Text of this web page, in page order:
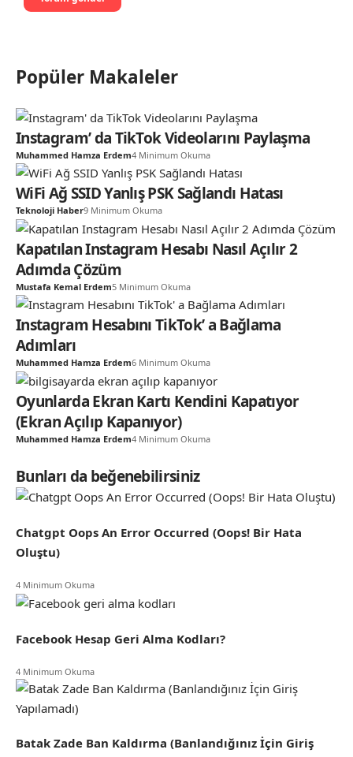
Popüler Makaleler
Instagram’ da TikTok Videolarını Paylaşma
Muhammed Hamza Erdem4 Minimum Okuma
WiFi Ağ SSID Yanlış PSK Sağlandı Hatası
Teknoloji Haber9 Minimum Okuma
Kapatılan Instagram Hesabı Nasıl Açılır 2
Adımda Çözüm
Mustafa Kemal Erdem5 Minimum Okuma
Instagram Hesabını TikTok’ a Bağlama
Adımları
Muhammed Hamza Erdem6 Minimum Okuma
Oyunlarda Ekran Kartı Kendini Kapatıyor
(Ekran Açılıp Kapanıyor)
Muhammed Hamza Erdem4 Minimum Okuma
Bunları da beğenebilirsiniz
Chatgpt Oops An Error Occurred (Oops! Bir Hata
Oluştu)
4 Minimum Okuma
Facebook Hesap Geri Alma Kodları?
4 Minimum Okuma
Batak Zade Ban Kaldırma (Banlandığınız İçin Giriş